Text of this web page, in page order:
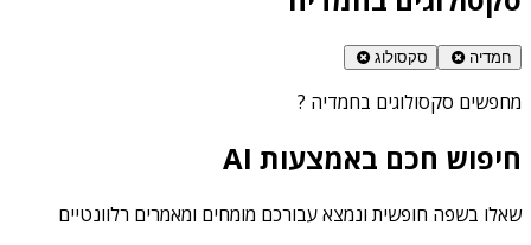
חמדיה סקסולוג
מחפשים סקסולוגים בחמדיה ?
חיפוש חכם באמצעות AI
שאלו בשפה חופשית ונמצא עבורכם מומחים ומאמרים רלוונטיים